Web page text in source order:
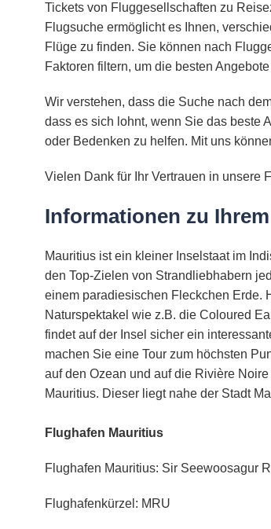
Tickets von Fluggesellschaften zu
Flugsuche ermöglicht es Ihnen,
Flüge zu finden. Sie können nach
Faktoren filtern, um die besten
Wir verstehen, dass die Suche nach
dass es sich lohnt, wenn Sie das beste
oder Bedenken zu helfen. Mit uns
Vielen Dank für Ihr Vertrauen in unsere
Informationen zu
Mauritius ist ein kleiner Inselstaat im
den Top-Zielen von Strandliebhabern
einem paradiesischen Fleckchen Erde.
Naturspektakel wie z.B. die Coloured
findet auf der Insel sicher ein
machen Sie eine Tour zum höchsten
auf den Ozean und auf die Rivière Noire
Mauritius. Dieser liegt nahe der Stadt
Flughafen Mauritius
Flughafen Mauritius: Sir Seewoosagur
Flughafenkürzel: MRU